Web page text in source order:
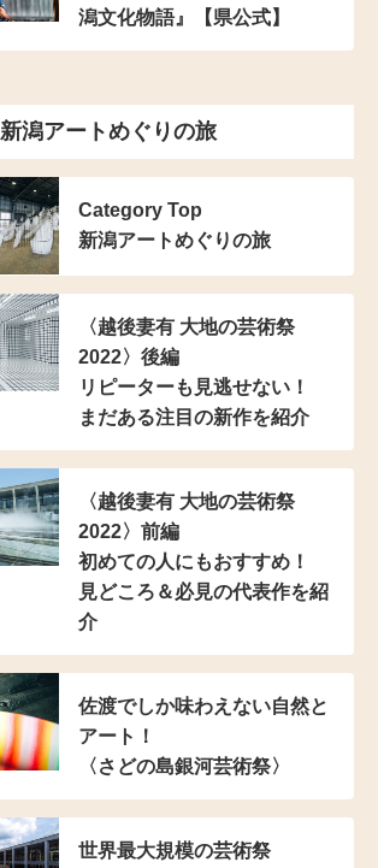
潟文化物語』【県公式】
新潟アートめぐりの旅
Category Top
新潟アートめぐりの旅
〈越後妻有 大地の芸術祭
2022〉後編
リピーターも見逃せない！
まだある注目の新作を紹介
〈越後妻有 大地の芸術祭
2022〉前編
初めての人にもおすすめ！
見どころ＆必見の代表作を紹
介
佐渡でしか味わえない自然と
アート！
〈さどの島銀河芸術祭〉
世界最大規模の芸術祭